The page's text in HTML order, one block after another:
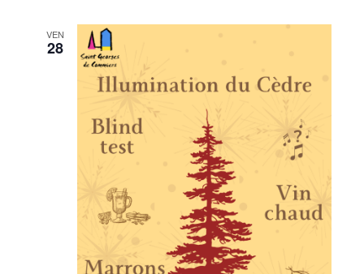
VEN
28